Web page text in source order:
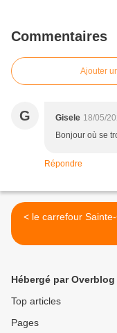
Commentaires
Ajouter
G Gisele 18/05/
Bonjour où se
Répondre
< le carrefour
Hébergé par Overblog
Top articles
Pages